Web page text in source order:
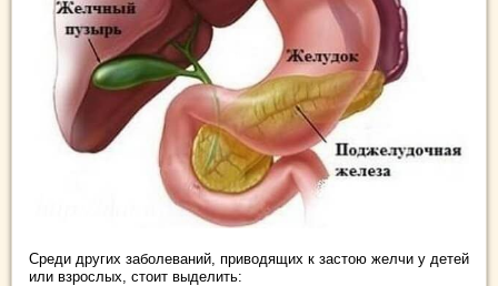
Среди других заболеваний, приводящих к застою желчи у детей
или взрослых, стоит выделить: